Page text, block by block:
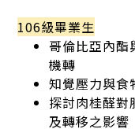
106級畢業生
哥倫比亞內酯
機轉
知覺壓力與食
探討肉桂醛對
及轉移之影響